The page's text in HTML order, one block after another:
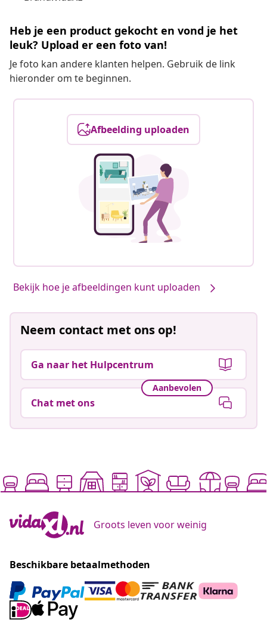
Heb je een product gekocht en vond je het
leuk? Upload er een foto van!
Je foto kan andere klanten helpen. Gebruik de link
hieronder om te beginnen.
Afbeelding uploaden
Bekijk hoe je afbeeldingen kunt uploaden
Neem contact met ons op!
Ga naar het Hulpcentrum
Aanbevolen
Chat met ons
Groots leven voor weinig
Beschikbare betaalmethoden